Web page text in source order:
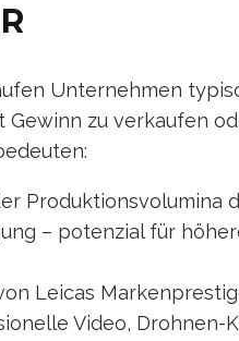
Unternehmen
zu verkaufen
Produktionsvolumina
– potenzial für
Leicas
Video, Drohnen-